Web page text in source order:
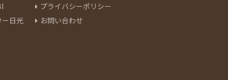
日光
プライバシーポリシー
お問い合わせ